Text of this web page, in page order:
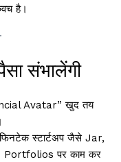
है।
संभालेंगी
Avatar” खुद तय
फिनटेक स्टार्टअप जैसे Jar,
पर काम कर